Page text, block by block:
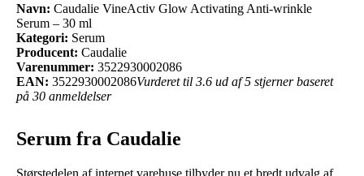
Navn: Caudalie VineActiv Glow Activating Anti-wrinkle
Serum – 30 ml
Kategori: Serum
Producent: Caudalie
Varenummer: 3522930002086
EAN: 3522930002086Vurderet til 3.6 ud af 5 stjerner baseret
på 30 anmeldelser
Serum fra Caudalie
Størstedelen af internet varehuse tilbyder nu et bredt udvalg af